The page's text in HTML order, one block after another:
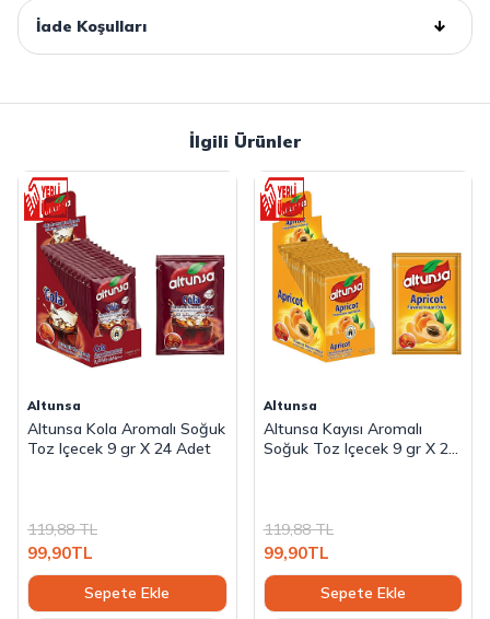
İade Koşulları
İlgili Ürünler
Altunsa
Altunsa Kola Aromalı Soğuk
Toz Içecek 9 gr X 24 Adet
119,88TL
99,90TL
Sepete Ekle
Altunsa
Altunsa Kayısı Aromalı
Soğuk Toz Içecek 9 gr X 24
119,88TL
99,90TL
Sepete Ekle